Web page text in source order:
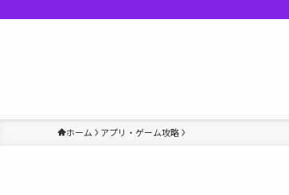
ホーム アプリ・ゲーム攻略